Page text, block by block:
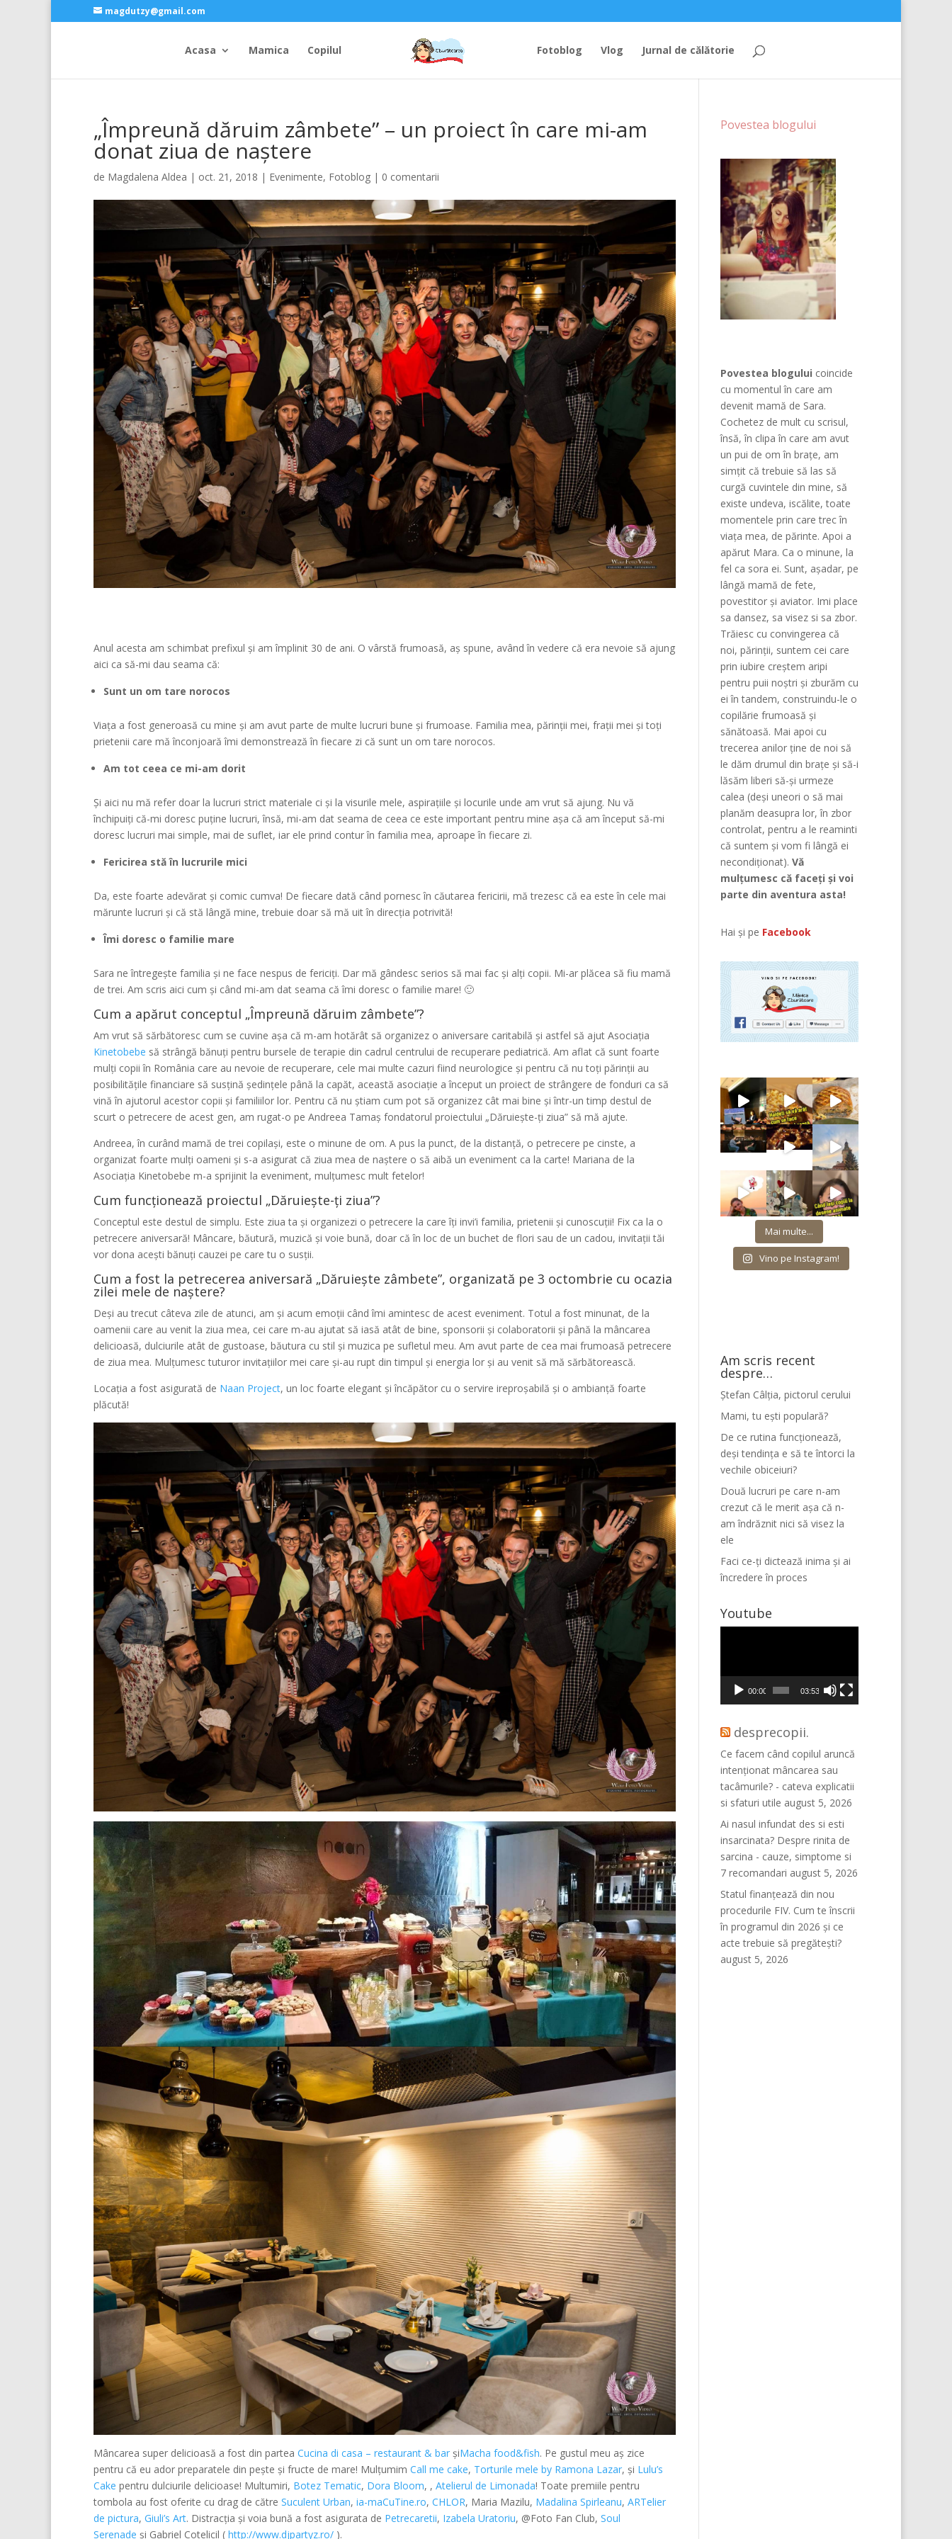
magdutzy@gmail.com
Acasa Mamica Copilul Fotoblog Vlog Jurnal de călătorie
„Împreună dăruim zâmbete” – un proiect în care mi-am
donat ziua de naștere
de Magdalena Aldea | oct. 21, 2018 | Evenimente, Fotoblog | 0 comentarii
Anul acesta am schimbat prefixul și am împlinit 30 de ani. O vârstă frumoasă, aș spune, având în vedere că era nevoie să ajung
aici ca să-mi dau seama că:
Sunt un om tare norocos
Viața a fost generoasă cu mine și am avut parte de multe lucruri bune și frumoase. Familia mea, părinții mei, frații mei și toți
prietenii care mă înconjoară îmi demonstrează în fiecare zi că sunt un om tare norocos.
Am tot ceea ce mi-am dorit
Și aici nu mă refer doar la lucruri strict materiale ci și la visurile mele, aspirațiile și locurile unde am vrut să ajung. Nu vă
închipuiți că-mi doresc puține lucruri, însă, mi-am dat seama de ceea ce este important pentru mine așa că am început să-mi
doresc lucruri mai simple, mai de suflet, iar ele prind contur în familia mea, aproape în fiecare zi.
Fericirea stă în lucrurile mici
Da, este foarte adevărat și comic cumva! De fiecare dată când pornesc în căutarea fericirii, mă trezesc că ea este în cele mai
mărunte lucruri și că stă lângă mine, trebuie doar să mă uit în direcția potrivită!
Îmi doresc o familie mare
Sara ne întregește familia și ne face nespus de fericiți. Dar mă gândesc serios să mai fac și alți copii. Mi-ar plăcea să fiu mamă
de trei. Am scris aici cum și când mi-am dat seama că îmi doresc o familie mare! 🙂
Cum a apărut conceptul „Împreună dăruim zâmbete”?
Am vrut să sărbătoresc cum se cuvine așa că m-am hotărât să organizez o aniversare caritabilă și astfel să ajut Asociația
Kinetobebe să strângă bănuți pentru bursele de terapie din cadrul centrului de recuperare pediatrică. Am aflat că sunt foarte
mulți copii în România care au nevoie de recuperare, cele mai multe cazuri fiind neurologice și pentru că nu toți părinții au
posibilitățile financiare să susțină ședințele până la capăt, această asociație a început un proiect de strângere de fonduri ca să
vină în ajutorul acestor copii și familiilor lor. Pentru că nu știam cum pot să organizez cât mai bine și într-un timp destul de
scurt o petrecere de acest gen, am rugat-o pe Andreea Tamaș fondatorul proiectului „Dăruiește-ți ziua” să mă ajute.
Andreea, în curând mamă de trei copilași, este o minune de om. A pus la punct, de la distanță, o petrecere pe cinste, a
organizat foarte mulți oameni și s-a asigurat că ziua mea de naștere o să aibă un eveniment ca la carte! Mariana de la
Asociația Kinetobebe m-a sprijinit la eveniment, mulțumesc mult fetelor!
Cum funcționează proiectul „Dăruiește-ți ziua”?
Conceptul este destul de simplu. Este ziua ta și organizezi o petrecere la care îți invi’i familia, prietenii și cunoscuții! Fix ca la o
petrecere aniversară! Mâncare, băutură, muzică și voie bună, doar că în loc de un buchet de flori sau de un cadou, invitații tăi
vor dona acești bănuți cauzei pe care tu o susții.
Cum a fost la petrecerea aniversară „Dăruiește zâmbete”, organizată pe 3 octombrie cu ocazia
zilei mele de naștere?
Deși au trecut câteva zile de atunci, am și acum emoții când îmi amintesc de acest eveniment. Totul a fost minunat, de la
oamenii care au venit la ziua mea, cei care m-au ajutat să iasă atât de bine, sponsorii și colaboratorii și până la mâncarea
delicioasă, dulciurile atât de gustoase, băutura cu stil și muzica pe sufletul meu. Am avut parte de cea mai frumoasă petrecere
de ziua mea. Mulțumesc tuturor invitațiilor mei care și-au rupt din timpul și energia lor și au venit să mă sărbătorească.
Locația a fost asigurată de Naan Project, un loc foarte elegant și încăpător cu o servire ireproșabilă și o ambianță foarte
plăcută!
Mâncarea super delicioasă a fost din partea Cucina di casa – restaurant & bar șiMacha food&fish. Pe gustul meu aș zice
pentru că eu ador preparatele din pește și fructe de mare! Mulțumim Call me cake, Torturile mele by Ramona Lazar, și Lulu’s
Cake pentru dulciurile delicioase! Multumiri, Botez Tematic, Dora Bloom, , Atelierul de Limonada! Toate premiile pentru
tombola au fost oferite cu drag de către Suculent Urban, ia-maCuTine.ro, CHLOR, Maria Mazilu, Madalina Spirleanu, ARTelier
de pictura, Giuli’s Art. Distracția și voia bună a fost asigurata de Petrecaretii, Izabela Uratoriu, @Foto Fan Club, Soul
Serenade și Gabriel Cotelicil ( http://www.djpartyz.ro/ ).
Povestea blogului
Povestea blogului coincide
cu momentul în care am
devenit mamă de Sara.
Cochetez de mult cu scrisul,
însă, în clipa în care am avut
un pui de om în brațe, am
simțit că trebuie să las să
curgă cuvintele din mine, să
existe undeva, iscălite, toate
momentele prin care trec în
viața mea, de părinte. Apoi a
apărut Mara. Ca o minune, la
fel ca sora ei. Sunt, așadar, pe
lângă mamă de fete,
povestitor și aviator. Imi place
sa dansez, sa visez si sa zbor.
Trăiesc cu convingerea că
noi, părinţii, suntem cei care
prin iubire creştem aripi
pentru puii noştri şi zburăm cu
ei în tandem, construindu-le o
copilărie frumoasă şi
sănătoasă. Mai apoi cu
trecerea anilor ține de noi să
le dăm drumul din braţe și să-i
lăsăm liberi să-și urmeze
calea (deşi uneori o să mai
planăm deasupra lor, în zbor
controlat, pentru a le reaminti
că suntem şi vom fi lângă ei
necondiţionat). Vă
mulțumesc că faceți și voi
parte din aventura asta!
Hai și pe Facebook
Mai multe...
Vino pe Instagram!
Am scris recent
despre…
Ștefan Câlția, pictorul cerului
Mami, tu ești populară?
De ce rutina funcționează,
deși tendința e să te întorci la
vechile obiceiuri?
Două lucruri pe care n-am
crezut că le merit așa că n-
am îndrăznit nici să visez la
ele
Faci ce-ți dictează inima și ai
încredere în proces
Youtube
00:00 03:53
desprecopii.
Ce facem când copilul aruncă
intenționat mâncarea sau
tacâmurile? - cateva explicatii
si sfaturi utile august 5, 2026
Ai nasul infundat des si esti
insarcinata? Despre rinita de
sarcina - cauze, simptome si
7 recomandari august 5, 2026
Statul finanțează din nou
procedurile FIV. Cum te înscrii
în programul din 2026 și ce
acte trebuie să pregătești?
august 5, 2026